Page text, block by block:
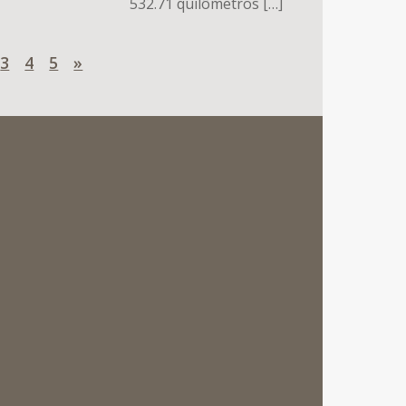
3 4 5 »